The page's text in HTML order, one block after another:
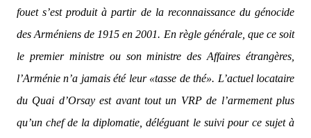
fouet s’est produit à partir de la reconnaissance du génocide
des Arméniens de 1915 en 2001. En règle générale, que ce soit
le premier ministre ou son ministre des Affaires étrangères,
l’Arménie n’a jamais été leur «tasse de thé». L’actuel locataire
du Quai d’Orsay est avant tout un VRP de l’armement plus
qu’un chef de la diplomatie, déléguant le suivi pour ce sujet à